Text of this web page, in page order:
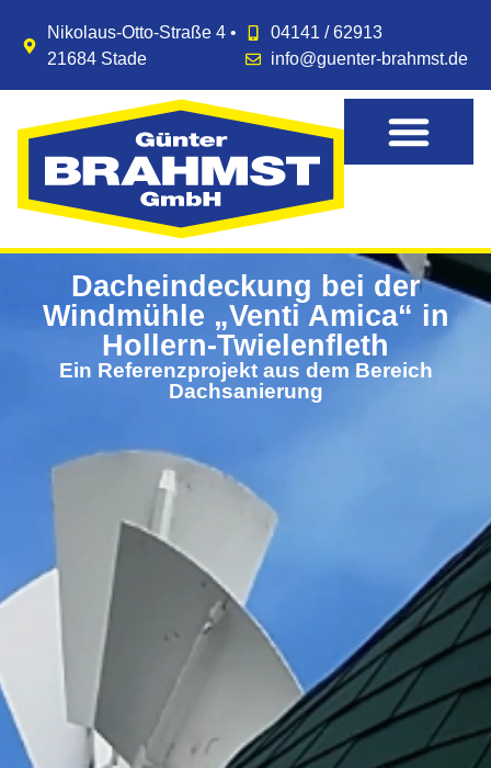
Nikolaus-Otto-Straße 4 •
21684 Stade
04141 / 62913
info@guenter-brahmst.de
Dacheindeckung bei der
Windmühle „Venti Amica“ in
Hollern-Twielenfleth
Ein Referenzprojekt aus dem Bereich
Dachsanierung